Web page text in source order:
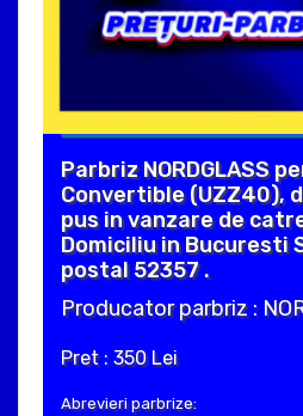
Parbriz NORDGLASS
Convertible (UZZ40),
pus in vanzare de
Domiciliu in Bucuresti
postal 52357 .
Producator parbriz :
Pret : 350 Lei
Abrevieri parbrize: